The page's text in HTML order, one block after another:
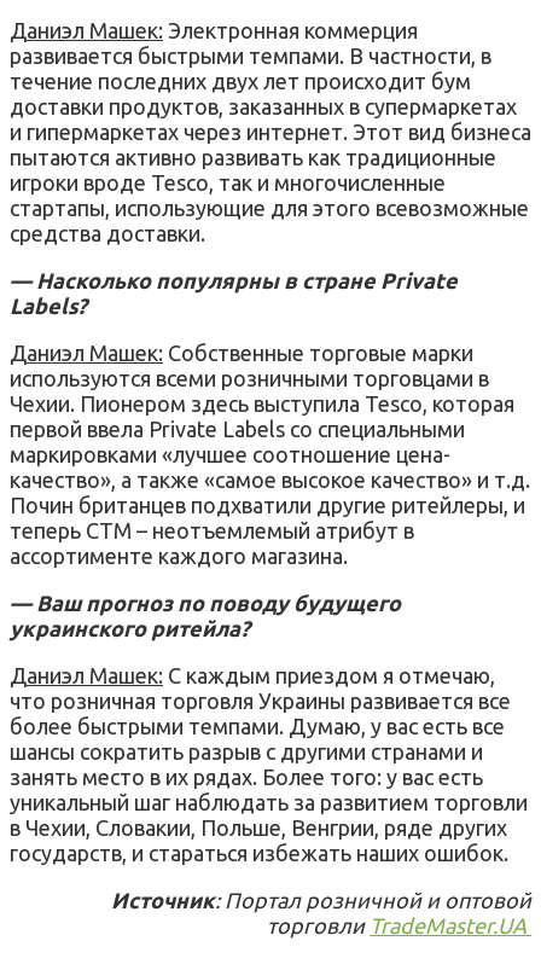
Даниэл Машек: Электронная коммерция
развивается быстрыми темпами. В частности, в
течение последних двух лет происходит бум
доставки продуктов, заказанных в супермаркетах
и гипермаркетах через интернет. Этот вид бизнеса
пытаются активно развивать как традиционные
игроки вроде Tesco, так и многочисленные
стартапы, использующие для этого всевозможные
средства доставки.
— Насколько популярны в стране Private
Labels?
Даниэл Машек: Собственные торговые марки
используются всеми розничными торговцами в
Чехии. Пионером здесь выступила Tesco, которая
первой ввела Private Labels со специальными
маркировками «лучшее соотношение цена-
качество», а также «самое высокое качество» и т.д.
Почин британцев подхватили другие ритейлеры, и
теперь СТМ – неотъемлемый атрибут в
ассортименте каждого магазина.
— Ваш прогноз по поводу будущего
украинского ритейла?
Даниэл Машек: С каждым приездом я отмечаю,
что розничная торговля Украины развивается все
более быстрыми темпами. Думаю, у вас есть все
шансы сократить разрыв с другими странами и
занять место в их рядах. Более того: у вас есть
уникальный шаг наблюдать за развитием торговли
в Чехии, Словакии, Польше, Венгрии, ряде других
государств, и стараться избежать наших ошибок.
Источник: Портал розничной и оптовой
торговли TradeMaster.UA